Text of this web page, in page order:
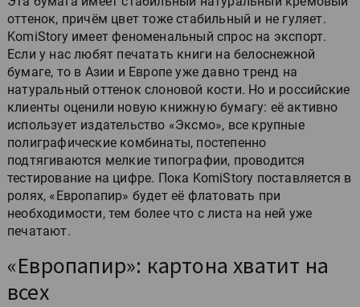
оттенок, причём цвет тоже стабильный и не гуляет.
KomiStory имеет феноменальный спрос на экспорт.
Если у нас любят печатать книги на белоснежной
бумаге, то в Азии и Европе уже давно тренд на
натуральный оттенок слоновой кости. Но и российские
клиенты оценили новую книжную бумагу: её активно
использует издательство «Эксмо», все крупные
полиграфические комбинаты, постепенно
подтягиваются мелкие типографии, проводится
тестирование на цифре. Пока KomiStory поставляется в
ролях, «Европапир» будет её флатовать при
необходимости, тем более что с листа на ней уже
печатают.
«Европапир»: картона хватит на
всех